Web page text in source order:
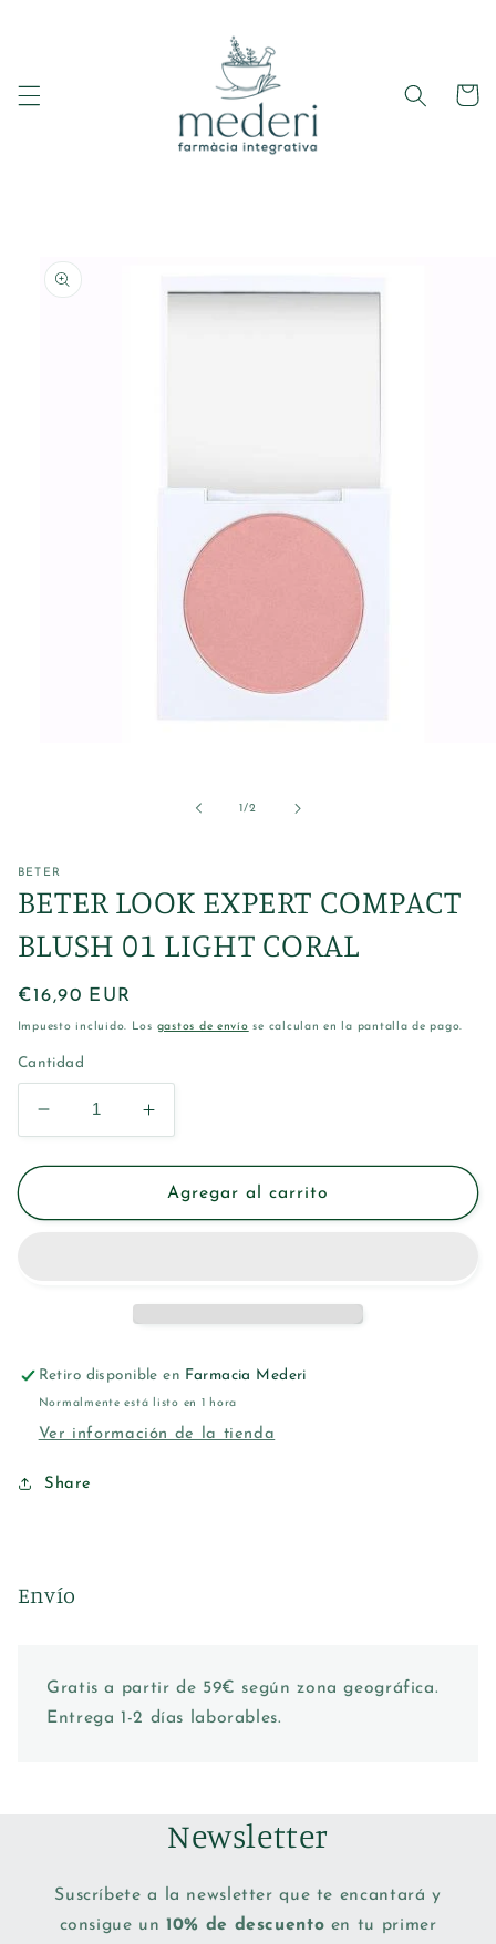
Carrito
a la
información
modal
1/de2
BETER
BETER LOOK EXPERT COMPACT
BLUSH 01 LIGHT CORAL
Precio
habitual
€16,90 EUR
Impuesto incluido. Los gastos de envío se calculan en la pantalla de pago.
Cantidad
Reducir
cantidad
para
LOOK
CORAL
Aumentar
cantidad
para
BETER
LOOK
CORAL
Agregar al carrito
Retiro disponible en Farmacia Mederi
Normalmente está listo en 1 hora
Ver información de la tienda
Share
Envío
Gratis a partir de 59€ según zona geográfica.
Entrega 1-2 días laborables.
Newsletter
Suscríbete a la newsletter que te encantará y
consigue un10% de descuento en tu primer